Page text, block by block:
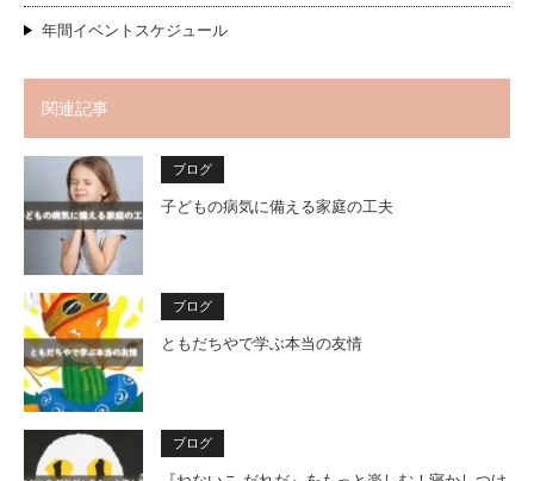
年間イベントスケジュール
関連記事
ブログ
子どもの病気に備える家庭の工夫
ブログ
ともだちやで学ぶ本当の友情
ブログ